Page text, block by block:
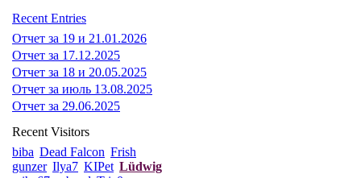
Recent Entries
Отчет за 19 и 21.01.2026
Отчет за 17.12.2025
Отчет за 18 и 20.05.2025
Отчет за июль 13.08.2025
Отчет за 29.06.2025
Recent Visitors
biba Dead Falcon Frish
gunzer Ilya7 KIPet Lüdwig